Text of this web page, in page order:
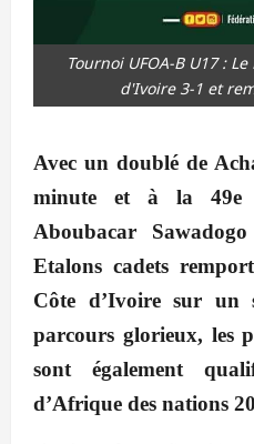
Tournoi UFOA-B U17 :
d'Ivoire 3-1 et
Avec un doublé de
minute et à la 49e
Aboubacar
Etalons cadets
Côte d’Ivoire sur un
parcours glorieux, les
sont également
d’Afrique des nations